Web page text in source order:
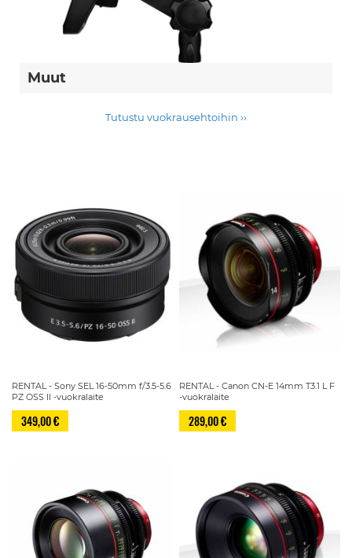
Muut
Tutustu vuokrausehtoihin ››
RENTAL - Sony SEL 16-50mm f/3.5-5.6
PZ OSS II -vuokralaite
349,00 €
RENTAL - Canon CN-E 14mm T3.1 L F
-vuokralaite
289,00 €